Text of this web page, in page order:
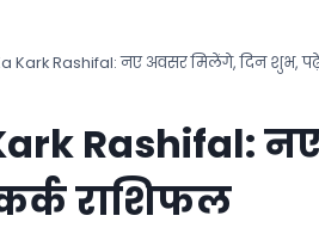
Kark Rashifal: नए अवसर मिलेंगे, दिन शुभ,
Rashifal:
राशिफल